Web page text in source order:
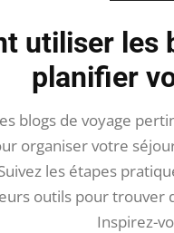
utiliser les
planifier
blogs de voyage
organiser votre
les étapes
outils pour trouver
Inspirez-